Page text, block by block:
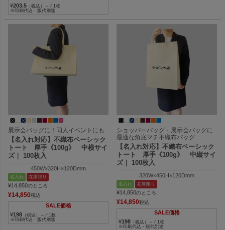
¥203.5 （税込）～ ⁄ 1枚
※印刷代込・版代別途
展示会バッグに！同人イベントにも
【名入れ対応】不織布ベーシック
トート 厚手《100g》 中横サイ
ズ｜ 100枚入
450W×320H×120Dmm
名入れ 在庫限り
¥14,850のところ
¥14,850税込
SALE価格
¥198 （税込）～ ⁄ 1枚
※印刷代込・版代別途
ショッパーバッグ・展示会バッグに
最適な角底マチ不織布バッグ
【名入れ対応】不織布ベーシック
トート 厚手《100g》 中縦サイ
ズ｜ 100枚入
320W×450H×120Dmm
名入れ 在庫限り
¥14,850のところ
¥14,850税込
SALE価格
¥198 （税込）～ ⁄ 1枚
※印刷代込・版代別途